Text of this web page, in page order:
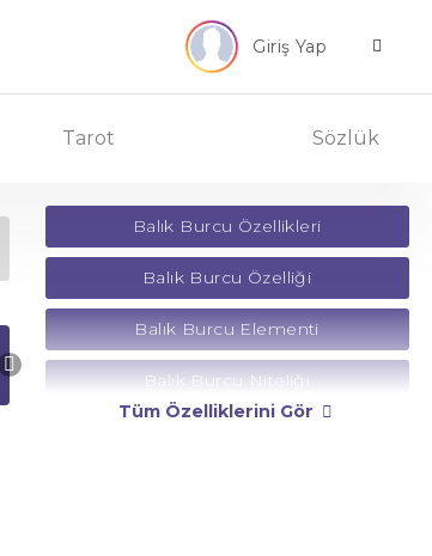
Giriş Yap
Tarot Sözlük
Falı Para Falı
Balık Burcu Özellikleri
Balık Burcu Özelliği
Balık Burcu Elementi
Balık Burcu Niteliği
Tüm Özelliklerini Gör